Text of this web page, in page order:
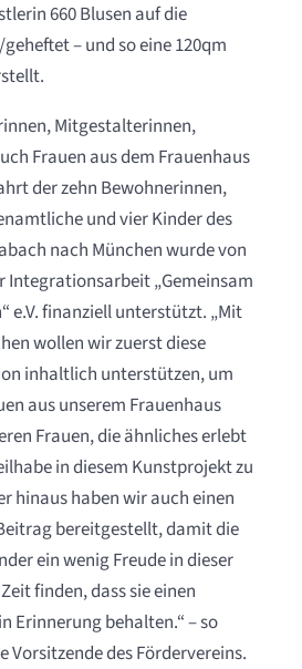
660 Blusen auf die
– und so eine 120qm
Mitgestalterinnen,
Frauen aus dem Frauenhaus
der zehn Bewohnerinnen,
und vier Kinder des
nach München wurde von
Integrationsarbeit „Gemeinsam
e.V. finanziell unterstützt. „Mit
wollen wir zuerst diese
inhaltlich unterstützen, um
aus unserem Frauenhaus
Frauen, die ähnliches erlebt
in diesem Kunstprojekt zu
hinaus haben wir auch einen
bereitgestellt, damit die
ein wenig Freude in dieser
finden, dass sie einen
Erinnerung behalten.“ – so
Vorsitzende des Fördervereins.